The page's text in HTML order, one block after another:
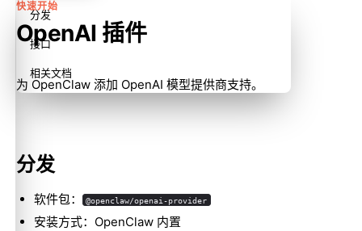
快速开始
OpenAI 插件
为 OpenClaw 添加 OpenAI 模型提供商支持。
分发
软件包： @openclaw/openai-provider
安装方式：OpenClaw 内置
分发
接口
相关文档